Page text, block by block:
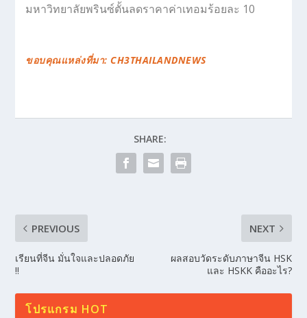
มหาวิทยาลัยพรินซ์ตั้นลดราคาค่าเทอมร้อยละ 10
ขอบคุณแหล่งที่มา: CH3THAILANDNEWS
SHARE:
PREVIOUS
เรียนที่จีน มั่นใจและปลอดภัย
!!
NEXT
ผลสอบวัดระดับภาษาจีน HSK
และ HSKK คืออะไร?
โปรแกรม HOT